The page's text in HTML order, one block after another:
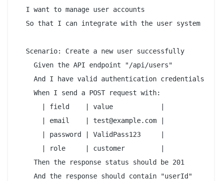
  I want to manage user accounts
  So that I can integrate with the user system
  Scenario: Create a new user successfully
    Given the API endpoint "/api/users"
    And I have valid authentication credentials
    When I send a POST request with:
      | field    | value            |
      | email    | test@example.com |
      | password | ValidPass123     |
      | role     | customer         |
    Then the response status should be 201
    And the response should contain "userId"